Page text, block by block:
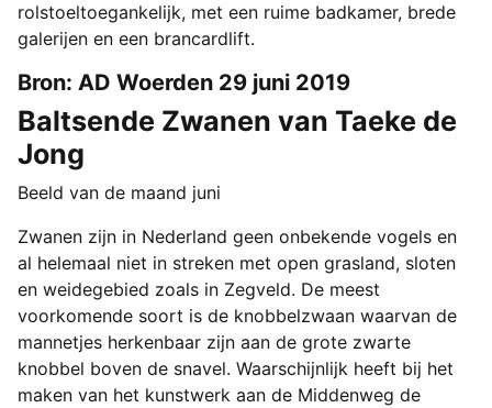
rolstoeltoegankelijk, met een ruime badkamer, brede
galerijen en een brancardlift.
Bron: AD Woerden 29 juni 2019
Baltsende Zwanen van Taeke de
Jong
Beeld van de maand juni
Zwanen zijn in Nederland geen onbekende vogels en
al helemaal niet in streken met open grasland, sloten
en weidegebied zoals in Zegveld. De meest
voorkomende soort is de knobbelzwaan waarvan de
mannetjes herkenbaar zijn aan de grote zwarte
knobbel boven de snavel. Waarschijnlijk heeft bij het
maken van het kunstwerk aan de Middenweg de